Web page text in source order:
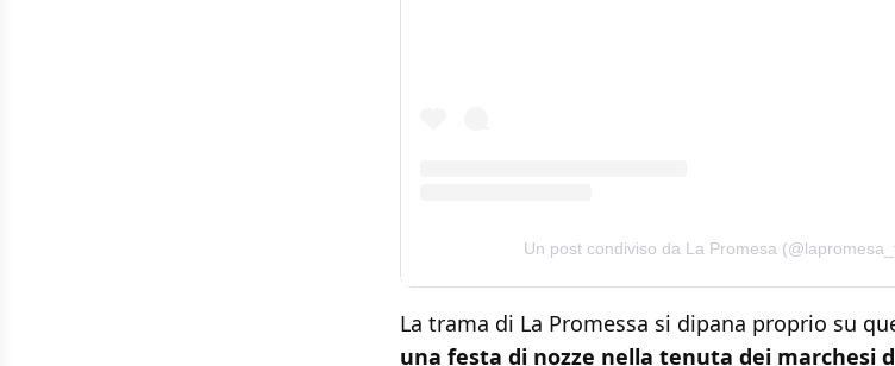
Un post condiviso da La Promesa
La trama di La Promessa si dipana proprio su
una festa di nozze nella tenuta dei marchesi